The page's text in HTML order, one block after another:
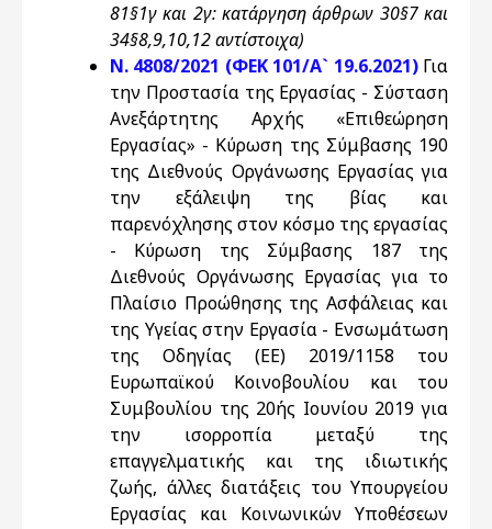
81§1γ και 2γ: κατάργηση άρθρων 30§7 και
34§8,9,10,12 αντίστοιχα)
Ν. 4808/2021 (ΦΕΚ 101/Α` 19.6.2021)Για
την Προστασία της Εργασίας - Σύσταση
Ανεξάρτητης Αρχής «Επιθεώρηση
Εργασίας» - Κύρωση της Σύμβασης 190
της Διεθνούς Οργάνωσης Εργασίας για
την εξάλειψη της βίας και
παρενόχλησης στον κόσμο της εργασίας
- Κύρωση της Σύμβασης 187 της
Διεθνούς Οργάνωσης Εργασίας για τo
Πλαίσιο Προώθησης της Ασφάλειας και
της Υγείας στην Εργασία - Ενσωμάτωση
της Οδηγίας (ΕΕ) 2019/1158 του
Ευρωπαϊκού Κοινοβουλίου και του
Συμβουλίου της 20ής Ιουνίου 2019 για
την ισορροπία μεταξύ της
επαγγελματικής και της ιδιωτικής
ζωής, άλλες διατάξεις του Υπουργείου
Εργασίας και Κοινωνικών Υποθέσεων